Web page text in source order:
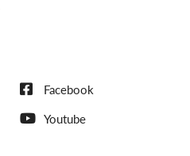
Facebook
Youtube